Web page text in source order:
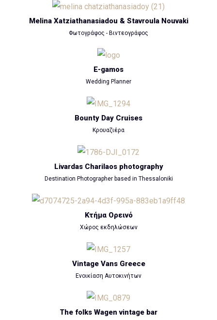
Melina Xatziathanasiadou & Stavroula Nouvaki
Φωτογράφος - Βιντεογράφος
E-gamos
Wedding Planner
Bounty Day Cruises
Κρουαζιέρα
Livardas Charilaos photography
Destination Photographer based in Thessaloniki
Κτήμα Ορεινό
Χώρος εκδηλώσεων
Vintage Vans Greece
Ενοικίαση Αυτοκινήτων
The folks Wagen vintage bar